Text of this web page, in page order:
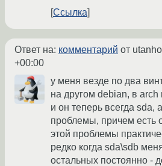
Ссылка
Ответ на: комментарий от utanho
+00:00
у меня везде по два
на другом debian, в arch
и он теперь всегда sda,
проблемы, причем есть
этой проблемы
редко когда sda\sdb
остальных постоянно -